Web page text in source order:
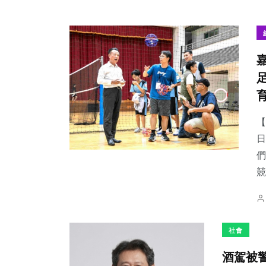
社會
酒駕被